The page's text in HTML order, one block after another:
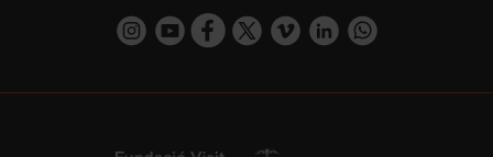
https://www.instagram.com/visit_valencia/
https://www.youtube.com/user/
https://www.facebook.com/
https://twitter.com/VisitaValencia
https://vimeo.com/
https://www.linkedin.com/company/turismo-valencia/https://api.whatsapp.com/send/